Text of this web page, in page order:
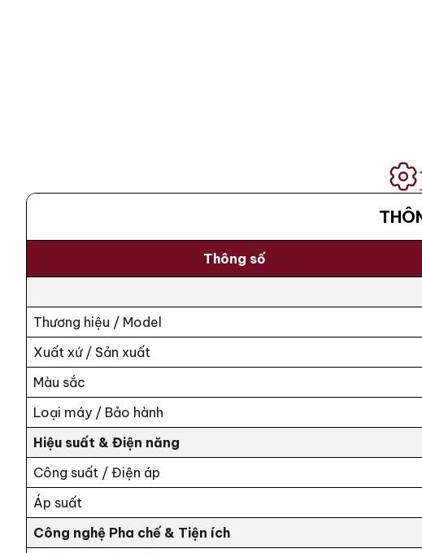
Thông số
Thương hiệu / Model
Xuất xứ / Sản xuất
Màu sắc
Loại máy / Bảo hành
Hiệu suất & Điện năng
Công suất / Điện áp
Áp suất
Công nghệ Pha chế & Tiện ích